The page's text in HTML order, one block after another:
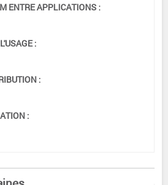
ENTRE APPLICATIONS :
:
:
: